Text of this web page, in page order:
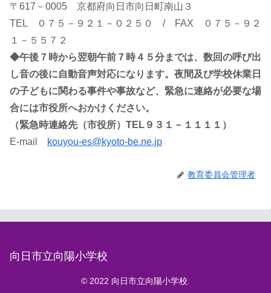
〒617－0005 京都府向日市向日町南山３
TEL ０７５－９２１－０２５０ / FAX ０７５－９２
１－５５７２
◆午後７時から翌朝午前７時４５分までは、数回の呼び出
し音の後に自動音声対応になります。夜間及び学校休業日
の子どもに関わる事件や事故など、緊急に連絡が必要な場
合には市役所へおかけください。
（緊急時連絡先（市役所）TEL９３１－１１１１）
E-mail
kouyou-es@kyoto-be.ne.jp
教育委員会管理者
向日市立向陽小学校
© 2022 向日市立向陽小学校.